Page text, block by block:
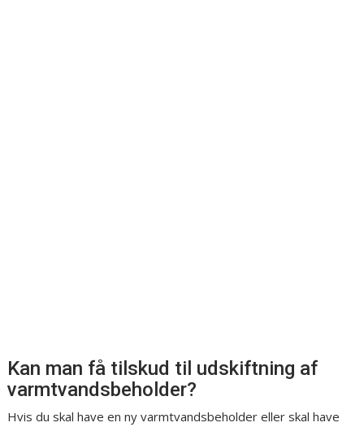
Kan man få tilskud til udskiftning af
varmtvandsbeholder?
Hvis du skal have en ny varmtvandsbeholder eller skal have